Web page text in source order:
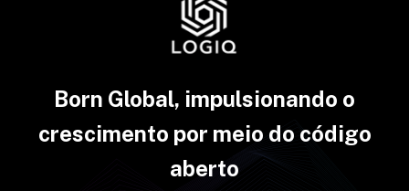
Born Global, impulsionando o
crescimento por meio do código
aberto